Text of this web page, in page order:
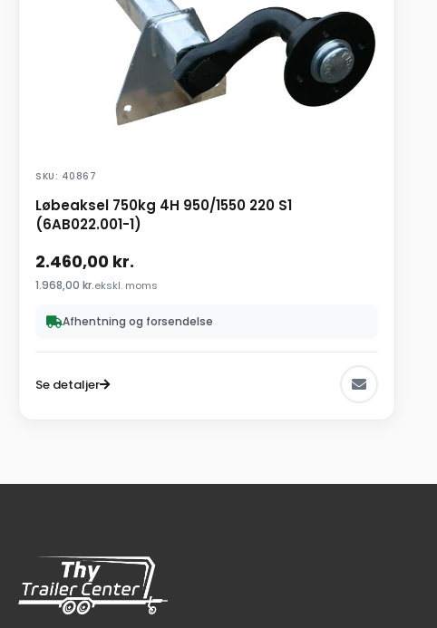
SKU: 40867
Løbeaksel 750kg 4H 950/1550 220 S1
(6AB022.001-1)
2.460,00 kr.
1.968,00 kr.ekskl. moms
Afhentning og forsendelse
Se detaljer